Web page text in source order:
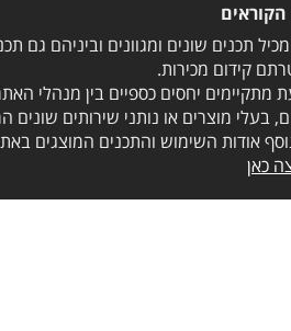
הקוראים
תכנים שונים ומגוונים וביניהם גם
קידום מכירות.
מתקיימים יחסים כספיים בין מנהלי
בעלי מוצרים או נותני שירותים שונים
אודות השימוש והתכנים המוצגים
כאן